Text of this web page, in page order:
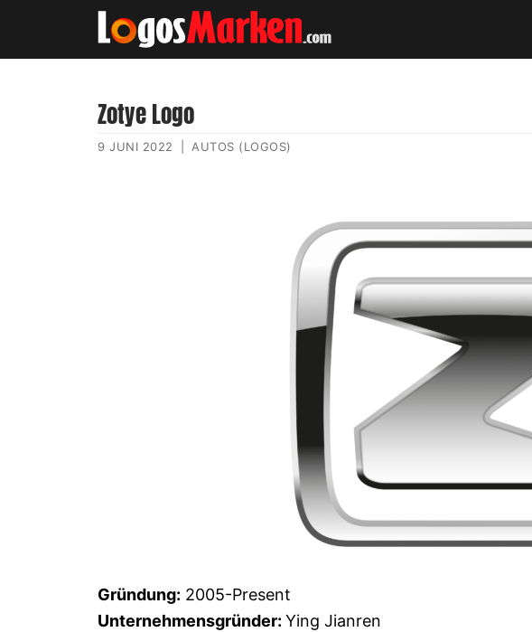
Zotye Logo
9 JUNI 2022 AUTOS (LOGOS)
Gründung: 2005-Present
Unternehmensgründer: Ying Jianren